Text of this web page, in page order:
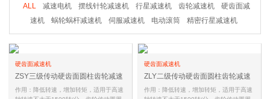
ALL 减速电机 摆线针轮减速机 行星减速机 齿轮减速机
硬齿面减
速机
蜗轮蜗杆减速机 伺服减速机 电动滚筒 精密行星减速机
硬齿面减速机
ZSY三级传动硬齿面圆柱齿轮减速
机
作用：降低转速，增加转矩，适用于高速
硬齿面减速机
ZLY二级传动硬齿面圆柱齿轮减速
机
作用：降低转速，增加转矩，适用于高速